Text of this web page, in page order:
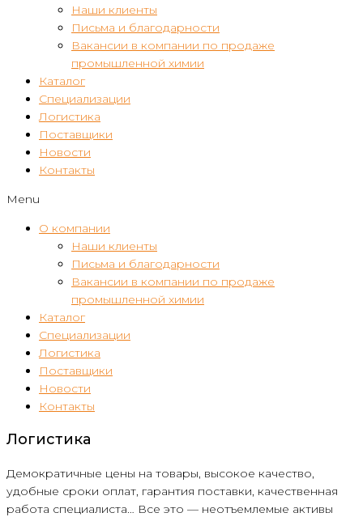
Наши клиенты
Письма и благодарности
Вакансии в компании по продаже
промышленной химии
Каталог
Специализации
Логистика
Поставщики
Новости
Контакты
Menu
О компании
Наши клиенты
Письма и благодарности
Вакансии в компании по продаже
промышленной химии
Каталог
Специализации
Логистика
Поставщики
Новости
Контакты
Логистика
Демократичные цены на товары, высокое качество,
удобные сроки оплат, гарантия поставки, качественная
работа специалиста… Все это — неотъемлемые активы